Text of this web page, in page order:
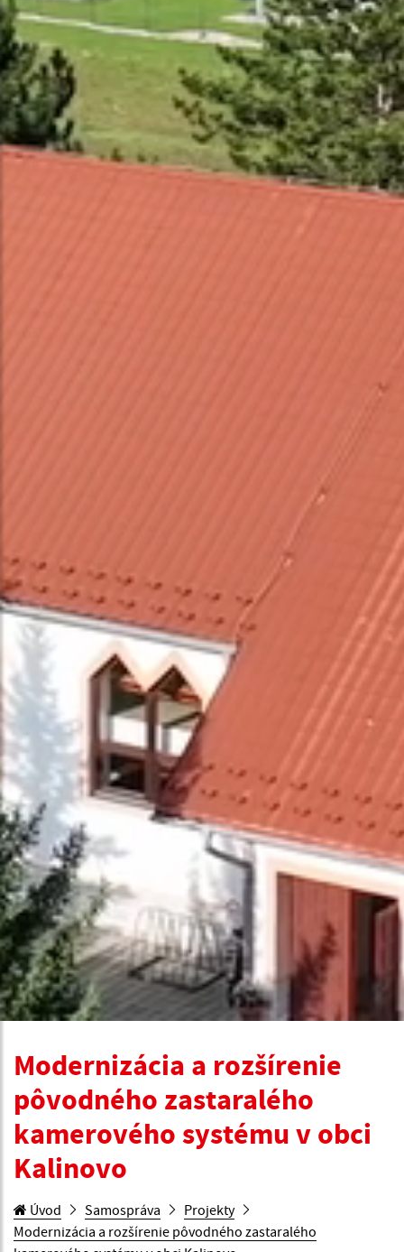
Modernizácia a rozšírenie
pôvodného zastaralého
kamerového systému v obci
Kalinovo
Úvod Samospráva
Projekty
Modernizácia a rozšírenie pôvodného zastaralého